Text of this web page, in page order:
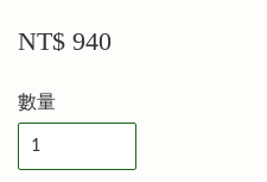
NT$ 940
數量